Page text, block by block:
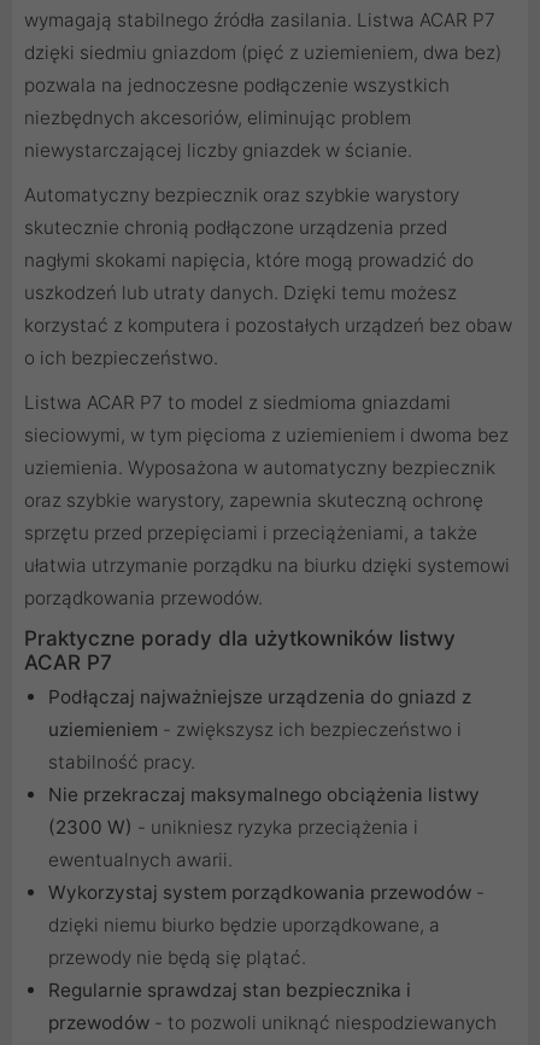
wymagają stabilnego źródła zasilania. Listwa ACAR P7
dzięki siedmiu gniazdom (pięć z uziemieniem, dwa bez)
pozwala na jednoczesne podłączenie wszystkich
niezbędnych akcesoriów, eliminując problem
niewystarczającej liczby gniazdek w ścianie.
Automatyczny bezpiecznik oraz szybkie warystory
skutecznie chronią podłączone urządzenia przed
nagłymi skokami napięcia, które mogą prowadzić do
uszkodzeń lub utraty danych. Dzięki temu możesz
korzystać z komputera i pozostałych urządzeń bez obaw
o ich bezpieczeństwo.
Listwa ACAR P7 to model z siedmioma gniazdami
sieciowymi, w tym pięcioma z uziemieniem i dwoma bez
uziemienia. Wyposażona w automatyczny bezpiecznik
oraz szybkie warystory, zapewnia skuteczną ochronę
sprzętu przed przepięciami i przeciążeniami, a także
ułatwia utrzymanie porządku na biurku dzięki systemowi
porządkowania przewodów.
Praktyczne porady dla użytkowników listwy
ACAR P7
Podłączaj najważniejsze urządzenia do gniazd z
uziemieniem - zwiększysz ich bezpieczeństwo i
stabilność pracy.
Nie przekraczaj maksymalnego obciążenia listwy
(2300 W) - unikniesz ryzyka przeciążenia i
ewentualnych awarii.
Wykorzystaj system porządkowania przewodów -
dzięki niemu biurko będzie uporządkowane, a
przewody nie będą się plątać.
Regularnie sprawdzaj stan bezpiecznika i
przewodów - to pozwoli uniknąć niespodziewanych